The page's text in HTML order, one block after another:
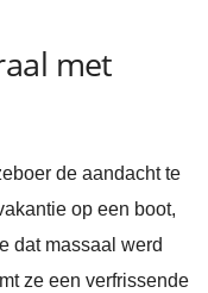
met
de aandacht te
op een boot,
dat massaal werd
ze een verfrissende